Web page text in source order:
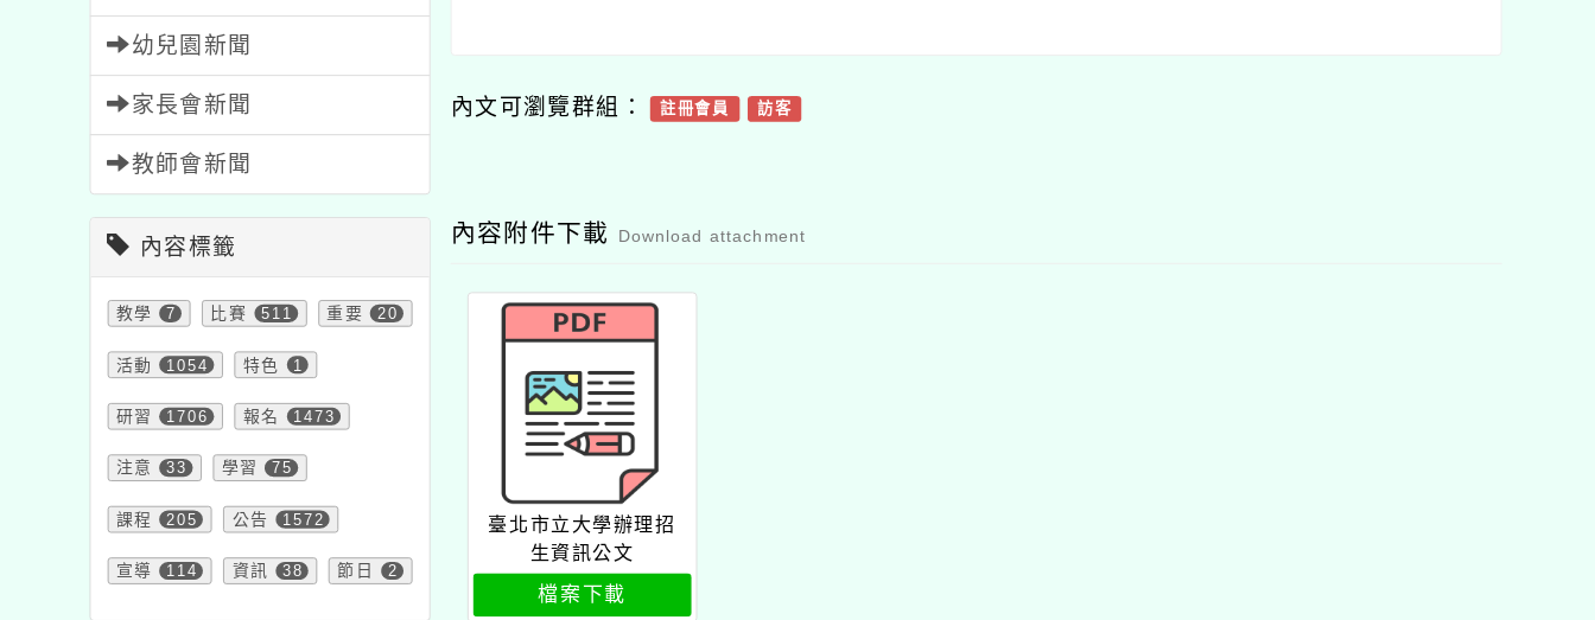
幼兒園新聞
家長會新聞
教師會新聞
內容標籤
教學 7 比賽 511 重要 20
活動 1054 特色 1
研習 1706 報名 1473
注意 33 學習 75
課程 205 公告 1572
宣導 114 資訊 38 節日 2
內文可瀏覽群組： 註冊會員 訪客
內容附件下載 Download attachment
臺北市立大學辦理招
生資訊公文
檔案下載